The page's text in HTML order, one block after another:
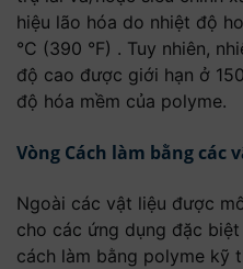
hiệu lão hóa do nhiệt độ
°C (390 °F) . Tuy nhiên,
độ cao được giới hạn ở
độ hóa mềm của polyme.
Vòng Cách làm bằng các
Ngoài các vật liệu được
cho các ứng dụng đặc
cách làm bằng polyme kỹ